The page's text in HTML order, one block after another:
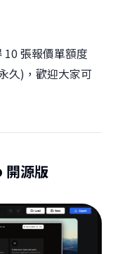
張報價單額度
久)，歡迎大家可
源版